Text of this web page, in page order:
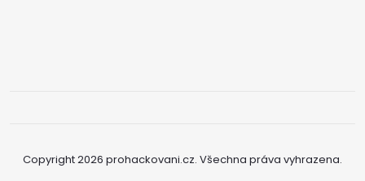
Copyright 2026 prohackovani.cz. Všechna práva vyhrazena.